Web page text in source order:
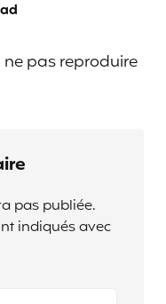
ne pas reproduire
pas publiée.
indiqués avec